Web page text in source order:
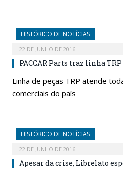
HISTÓRICO DE NOTÍCIAS
22 DE JUNHO DE 2016
PACCAR Parts traz linha
Linha de peças TRP atende
comerciais do país
HISTÓRICO DE NOTÍCIAS
22 DE JUNHO DE 2016
Apesar da crise, Librelato